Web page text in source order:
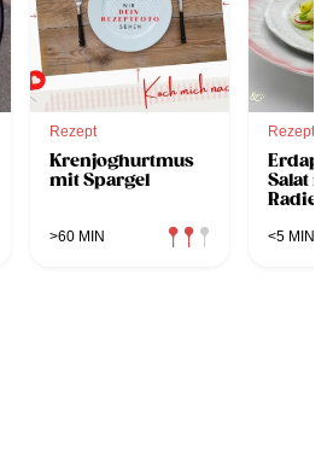
Rezept
Krenjoghurtmus
mit Spargel
>60 MIN
Rezept
Salat
<5 MIN